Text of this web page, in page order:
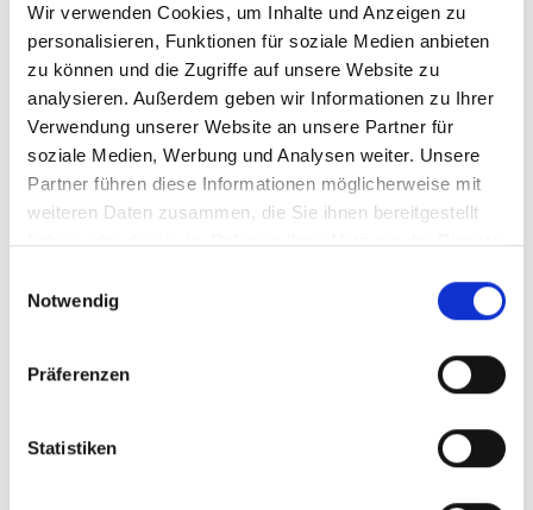
Wir verwenden Cookies, um Inhalte und Anzeigen zu
personalisieren, Funktionen für soziale Medien anbieten
zu können und die Zugriffe auf unsere Website zu
analysieren. Außerdem geben wir Informationen zu Ihrer
Verwendung unserer Website an unsere Partner für
soziale Medien, Werbung und Analysen weiter. Unsere
Partner führen diese Informationen möglicherweise mit
weiteren Daten zusammen, die Sie ihnen bereitgestellt
haben oder die sie im Rahmen Ihrer Nutzung der Dienste
Notwendig
Präferenzen
Statistiken
Stresemannstraße 128-130
10117 Berlin
Auswärtiges Amt
Werderscher Markt 1
10117 Berlin